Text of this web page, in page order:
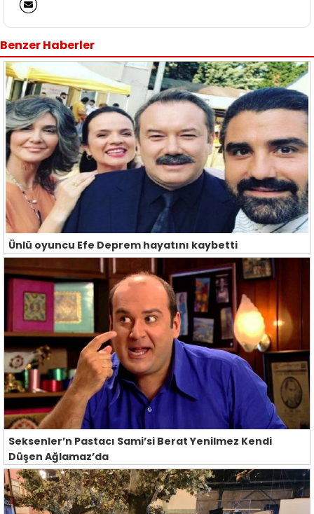
Benzer Haberler
Ünlü oyuncu Efe Deprem hayatını kaybetti
Seksenler’n Pastacı Sami’si Berat Yenilmez Kendi
Düşen Ağlamaz’da